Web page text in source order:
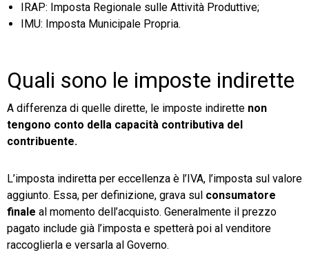
IRAP: Imposta Regionale sulle Attività Produttive;
IMU: Imposta Municipale Propria.
Quali sono le imposte indirette
A differenza di quelle dirette, le imposte indirette non
tengono conto della capacità contributiva del
contribuente.
L’imposta indiretta per eccellenza è l’IVA, l’imposta sul valore
aggiunto. Essa, per definizione, grava sul consumatore
finale al momento dell’acquisto. Generalmente il prezzo
pagato include già l’imposta e spetterà poi al venditore
raccoglierla e versarla al Governo.